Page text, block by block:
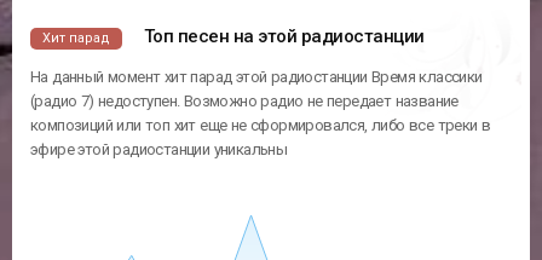
Хит парад Топ песен на этой радиостанции
На данный момент хит парад этой радиостанции Время классики
(радио 7) недоступен. Возможно радио не передает название
композиций или топ хит еще не сформировался, либо все треки в
эфире этой радиостанции уникальны